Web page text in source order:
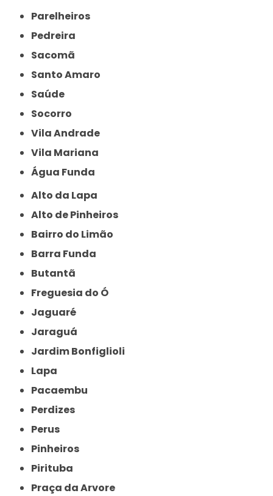
Parelheiros
Pedreira
Sacomã
Santo Amaro
Saúde
Socorro
Vila Andrade
Vila Mariana
Água Funda
Alto da Lapa
Alto de Pinheiros
Bairro do Limão
Barra Funda
Butantã
Freguesia do Ó
Jaguaré
Jaraguá
Jardim Bonfiglioli
Lapa
Pacaembu
Perdizes
Perus
Pinheiros
Pirituba
Praça da Arvore